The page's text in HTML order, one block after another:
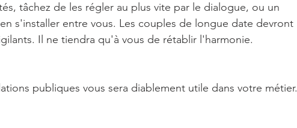
tâchez de les régler au plus vite par le dialogue, ou un
s'installer entre vous. Les couples de longue date devront
Il ne tiendra qu'à vous de rétablir l'harmonie.
publiques vous sera diablement utile dans votre métier.